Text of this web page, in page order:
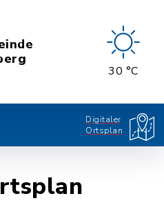
30 °C
Digitaler
Ortsplan